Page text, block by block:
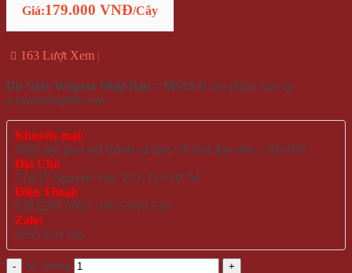
Giá:179.000 VNĐ/Cây
163 Lượt Xem
Dù Giấy Wagasa Nhật Bản – MS18 là sản phẩm bán tại
winwinshop88.com
Khuyến mại:
Miễn phí giao nội thành và tỉnh với hoá đơn trên >500.000
Địa Chỉ:
714/17 Nguyễn Trãi, P.11, Q.5 HCM
Điện Thoại:
028 6261 0065 - 0935 616 536
Zalo:
0935 616 536
Số lượng